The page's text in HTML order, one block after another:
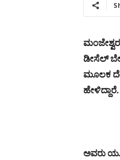
ಡೀಸೆಲ್
ಮೂಲಕ
ಹೇಳಿದ್ದಾರೆ.
ಅವರು